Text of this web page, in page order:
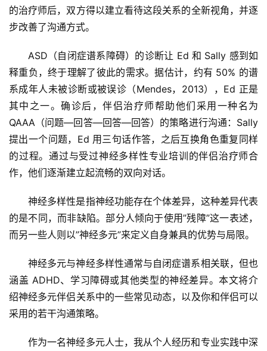
的治疗师后，双方得以建立看待这段关系的全新视角，并逐
步改善了沟通方式。
ASD（自闭症谱系障碍）的诊断让 Ed 和 Sally 感到如
释重负，终于理解了彼此的需求。据估计，约有 50% 的谱
系成年人未被诊断或被误诊（Mendes，2013），Ed 正是
其中之一。确诊后，伴侣治疗师帮助他们采用一种名为
QAAA（问题—回答—回答—回答）的策略进行沟通：Sally
提出一个问题，Ed 用三句话作答，之后互换角色重复同样
的过程。通过与受过神经多样性专业培训的伴侣治疗师合
作，他们逐渐建立起流畅的双向对话。
神经多样性是指神经功能存在个体差异，这种差异代表
的是不同，而非缺陷。部分人倾向于使用”残障”这一表述，
而另一些人则以”神经多元”来定义自身兼具的优势与局限。
神经多元与神经多样性通常与自闭症谱系相关联，但也
涵盖 ADHD、学习障碍或其他类型的神经差异。本文将介
绍神经多元伴侣关系中的一些常见动态，以及你和伴侣可以
采用的若干沟通策略。
作为一名神经多元人士，我从个人经历和专业实践中深